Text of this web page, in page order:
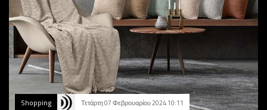
Shopping Τετάρτη 07 Φεβρουαρίου 2024 10:11